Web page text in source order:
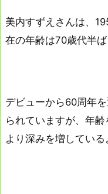
美内すずえさんは、
在の年齢は70歳代半ば
デビューから60周年
られていますが、年
より深みを増している